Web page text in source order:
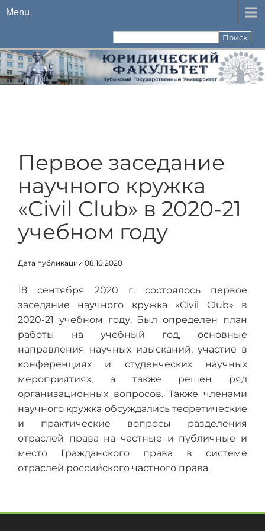
Menu
Первое заседание
научного кружка
«Civil Club» в 2020-21
учебном году
Дата публикации 08.10.2020
18 сентября 2020 г. состоялось первое
заседание научного кружка «Civil Club» в
2020-21 учебном году. Был определен план
работы на учебный год, основные
направления научных изысканий, участие в
конференциях и студенческих научных
мероприятиях, а также решен ряд
организационных вопросов. Также членами
научного кружка обсуждались теоретические
и практические вопросы разделения
отраслей права на частные и публичные и
место Гражданского права в системе
отраслей российского частного права.